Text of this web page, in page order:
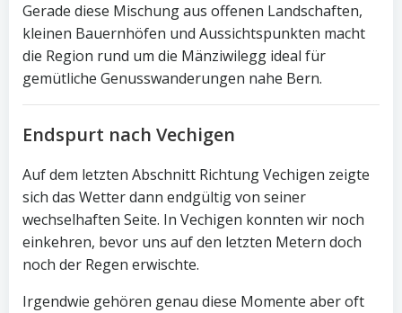
Gerade diese Mischung aus offenen Landschaften,
kleinen Bauernhöfen und Aussichtspunkten macht
die Region rund um die Mänziwilegg ideal für
gemütliche Genusswanderungen nahe Bern.
Endspurt nach Vechigen
Auf dem letzten Abschnitt Richtung Vechigen zeigte
sich das Wetter dann endgültig von seiner
wechselhaften Seite. In Vechigen konnten wir noch
einkehren, bevor uns auf den letzten Metern doch
noch der Regen erwischte.
Irgendwie gehören genau diese Momente aber oft